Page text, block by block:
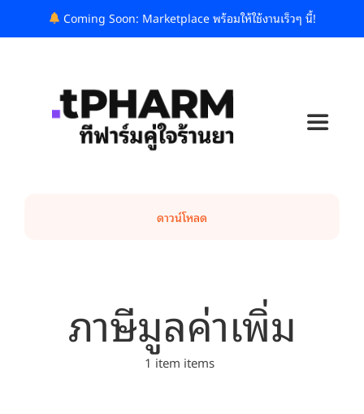
to
Coming Soon: Marketplace พร้อมให้ใช้งานเร็วๆ นี้!
Toggle
ดาวน์โหลด
ภาษีมูลค่าเพิ่ม
1 item items